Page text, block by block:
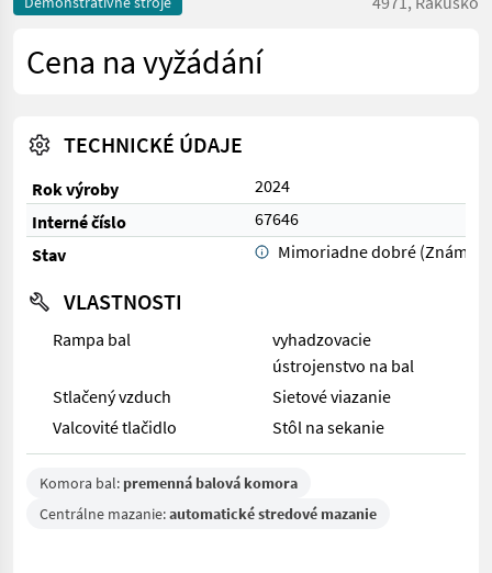
Cena na vyžádání
TECHNICKÉ ÚDAJE
Rok výroby
2024
Interné číslo
67646
Stav
Mimoriadne dobré (Známka
VLASTNOSTI
Rampa bal
vyhadzovacie
ústrojenstvo na bal
Stlačený vzduch
Sietové viazanie
Valcovité tlačidlo
Stôl na sekanie
Komora bal: premenná balová komora
Centrálne mazanie:automatické stredové mazanie